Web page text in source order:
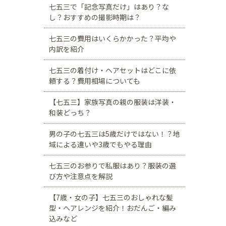
七五三で「記念写真だけ」はあり？な
し？おすすめの撮影時期は？
七五三の費用はいくらかかった？平均や
内訳を紹介
七五三の着付け・ヘアセットはどこに依
頼する？費用相場についても
【七五三】家族写真の親の服装は洋装・
和装どっち？
男の子の七五三は5歳だけではない！？地
域による違いや3歳でもやる理由
七五三のお参りで私服はあり？服装の選
び方や注意点を解説
【7歳・女の子】七五三のおしゃれな髪
型・ヘアレンジを紹介！おだんご・編み
込みなど